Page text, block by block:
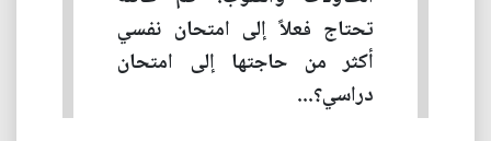
تحتاج فعلاً إلى امتحان نفسي
أكثر من حاجتها إلى امتحان
دراسي؟...